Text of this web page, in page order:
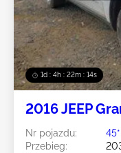
1d : 4h : 22m : 12s
2016 JEEP
Nr pojazdu:
Przebieg: